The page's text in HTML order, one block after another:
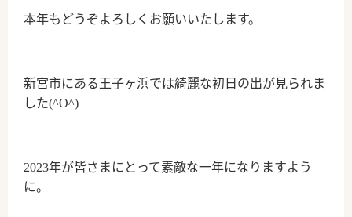
本年もどうぞよろしくお願いいたします。
新宮市にある王子ヶ浜では綺麗な初日の出が見られま
した(^O^)
2023年が皆さまにとって素敵な一年になりますよう
に。